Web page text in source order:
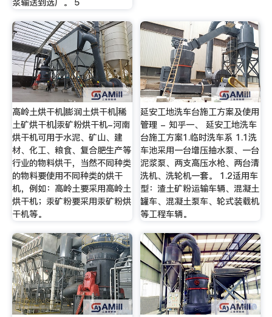
浆输送到选厂。 5
高岭土烘干机|膨润土烘干机|稀
土矿烘干机|汞矿粉烘干机-河南
烘干机可用于水泥、矿山、建
材、化工、粮食、复合肥生产等
行业的物料烘干，当然不同种类
的物料要使用不同种类的烘干
机，例如：高岭土要采用高岭土
烘干机；汞矿粉要采用汞矿粉烘
干机等。
延安工地洗车台施工方案及使用
管理 - 知乎一、 延安工地洗车
台施工方案1.临时洗车系 1.1洗
车池采用一台增压抽水泵、一台
泥浆泵、两支高压水枪、两台清
洗机、洗轮机一套。 1.2适用车
型：渣土矿粉运输车辆、混凝土
罐车、混凝土泵车、轮式装载机
等工程车辆。